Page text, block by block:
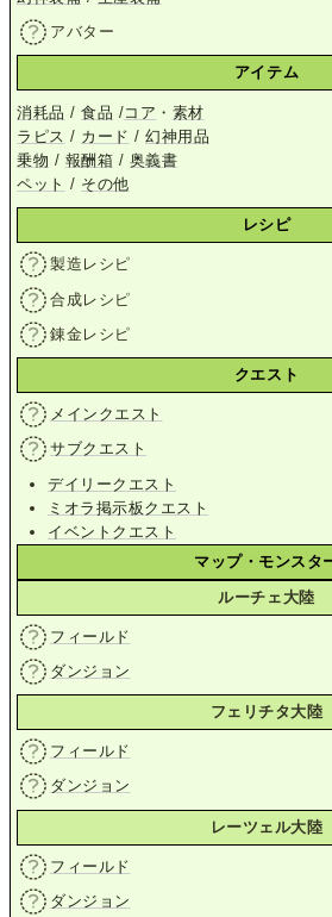
アバター
アイテム
消耗品 /食品 /コア ・ 素材
ラピス / カード /幻神用品
乗物 / 報酬箱 / 奥義書
ペット / その他
レシピ
製造レシピ
合成レシピ
錬金レシピ
クエスト
メインクエスト
サブクエスト
デイリークエスト
ミオラ掲示板クエスト
イベントクエスト
マップ・モンスタ
ルーチェ大陸
フィールド
ダンジョン
フェリチタ大陸
フィールド
ダンジョン
レーツェル大陸
フィールド
ダンジョン